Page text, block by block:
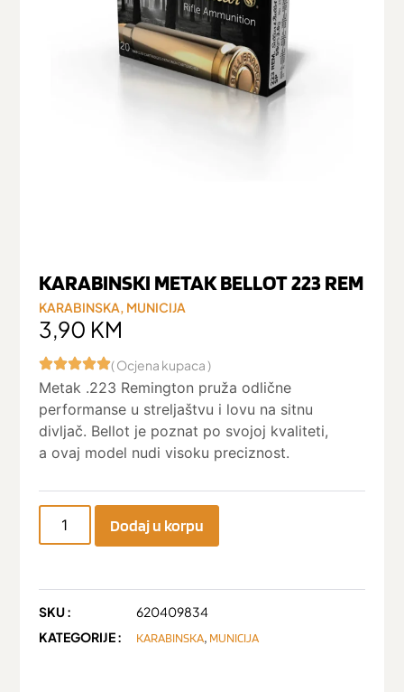
KARABINSKI METAK BELLOT 223 REM
KARABINSKA, MUNICIJA
3,90 KM
( Ocjena kupaca )
Metak .223 Remington pruža odlične
performanse u streljaštvu i lovu na sitnu
divljač. Bellot je poznat po svojoj kvaliteti,
a ovaj model nudi visoku preciznost.
Dodaj u korpu
SKU :
620409834
KATEGORIJE :
KARABINSKA, MUNICIJA